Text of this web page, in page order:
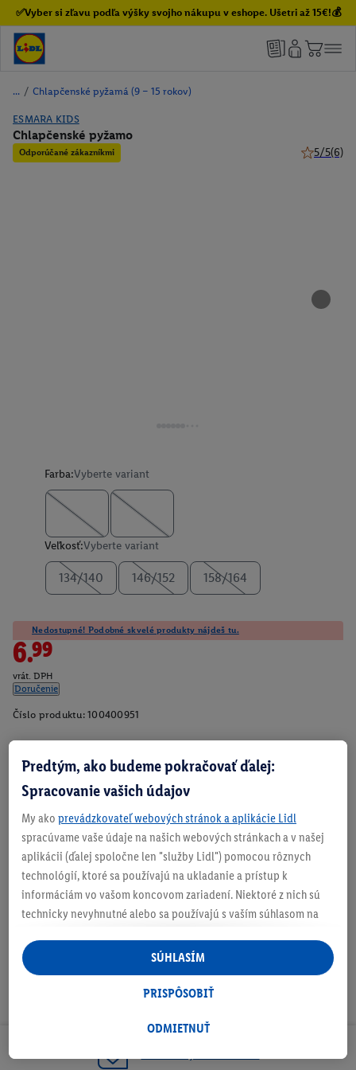
✅Vyber si zľavu podľa výšky svojho nákupu v eshope. Ušetri až 15€!💰
/ Chlapčenské pyžamá (9 – 15 rokov)
ESMARA KIDS
Chlapčenské pyžamo
Odporúčané zákazníkmi 5/5(6)
Farba:Vyberte variant
Veľkosť:Vyberte variant
134/140 146/152 158/164
Nedostupné! Podobné skvelé produkty nájdeš tu.
6.99
vrát. DPH
Doručenie
Číslo produktu: 100400951
Zistite svoju veľkosť
O produkte
Predtým, ako budeme pokračovať ďalej:
Spracovanie vašich údajov
My ako prevádzkovateľ webových stránok a aplikácie Lidl
spracúvame vaše údaje na našich webových stránkach a v našej
aplikácii (ďalej spoločne len "služby Lidl") pomocou rôznych
technológií, ktoré sa používajú na ukladanie a prístup k
informáciám vo vašom koncovom zariadení. Niektoré z nich sú
technicky nevyhnutné alebo sa používajú s vaším súhlasom na
personalizovanú reklamu v rámci služieb Lidl aj mimo nich. Ak
ste účastníkom programu Lidl Plus, na tieto účely sa spracúvajú
aj údaje z vášho nákupného správania v obchode.
následne si vytvoríte účet Lidl Plus alebo sa prihlásite do svojho
tiež vytvoriť špeciálny online identifikátor z e-mailovej adresy,
ODMIETNUŤ
PRISPÔSOBIŤ
SÚHLASÍM